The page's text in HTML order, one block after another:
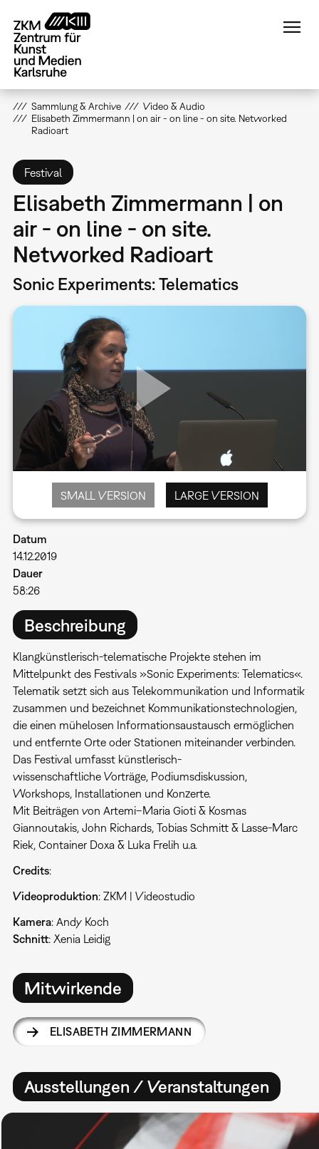
zum
Inhalt
Sammlung & Archive
Video & Audio
Elisabeth Zimmermann | on air - on line - on site. Networked
Radioart
Festival
Elisabeth Zimmermann | on
air - on line - on site.
Networked Radioart
Sonic Experiments: Telematics
SMALL VERSION LARGE VERSION
Datum
14.12.2019
Dauer
58:26
Beschreibung
Klangkünstlerisch-telematische Projekte stehen im
Mittelpunkt des Festivals »Sonic Experiments: Telematics«.
Telematik setzt sich aus Telekommunikation und Informatik
zusammen und bezeichnet Kommunikationstechnologien,
die einen mühelosen Informationsaustausch ermöglichen
und entfernte Orte oder Stationen miteinander verbinden.
Das Festival umfasst künstlerisch-
wissenschaftliche Vorträge, Podiumsdiskussion,
Workshops, Installationen und Konzerte.
Mit Beiträgen von Artemi–Maria Gioti & Kosmas
Giannoutakis, John Richards, Tobias Schmitt & Lasse-Marc
Riek, Container Doxa & Luka Frelih u.a.
Credits:
Videoproduktion: ZKM | Videostudio
Kamera: Andy Koch
Schnitt: Xenia Leidig
Mitwirkende
ELISABETH ZIMMERMANN
Ausstellungen / Veranstaltungen